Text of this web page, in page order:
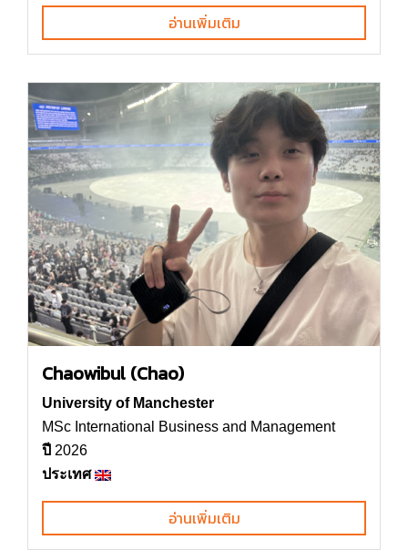
อ่านเพิ่มเติม
Chaowibul (Chao)
University of Manchester
MSc International Business and Management
ปี 2026
ประเทศ
อ่านเพิ่มเติม